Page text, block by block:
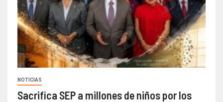
NOTICIAS
Sacrifica SEP a millones de niños por los